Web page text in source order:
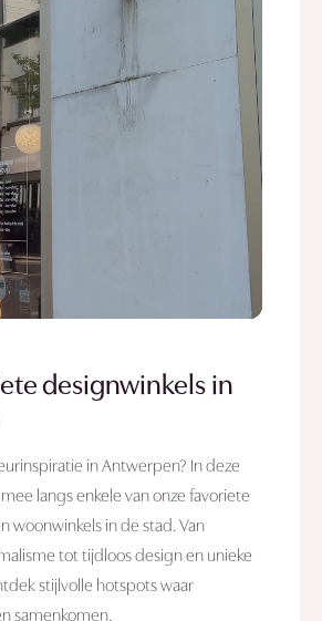
designwinkels in
in Antwerpen? In deze
langs enkele van onze favoriete
woonwinkels in de stad. Van
tot tijdloos design en unieke
stijlvolle hotspots waar
samenkomen.